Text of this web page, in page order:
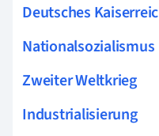
Deutsches
Nationalsozialismus
Zweiter Weltkrieg
Industrialisierung